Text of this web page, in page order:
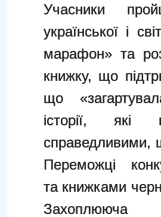
Учасники
української і
марафон» та
книжку, що
що
історії, які
Переможці
та книжками